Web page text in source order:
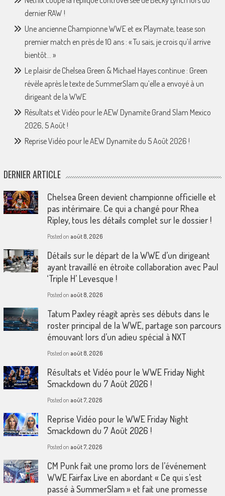
dernier RAW !
Une ancienne Championne WWE et ex Playmate, tease son
premier match en près de 10 ans : « Tu sais, je crois qu’il arrive
bientôt… »
Le plaisir de Chelsea Green & Michael Hayes continue : Green
révèle après le texte de SummerSlam qu’elle a envoyé à un
dirigeant de la WWE
Résultats et Vidéo pour le AEW Dynamite Grand Slam Mexico
2026, 5 Août !
Reprise Vidéo pour le AEW Dynamite du 5 Août 2026 !
DERNIER ARTICLE
Chelsea Green devient championne officielle et
pas intérimaire. Ce qui a changé pour Rhea
Ripley, tous les détails complet sur le dossier !
Posted on août 8, 2026
Détails sur le départ de la WWE d’un dirigeant
ayant travaillé en étroite collaboration avec Paul
‘Triple H’ Levesque !
Posted on août 8, 2026
Tatum Paxley réagit après ses débuts dans le
roster principal de la WWE, partage son parcours
émouvant lors d’un adieu spécial à NXT
Posted on août 8, 2026
Résultats et Vidéo pour le WWE Friday Night
Smackdown du 7 Août 2026 !
Posted on août 7, 2026
Reprise Vidéo pour le WWE Friday Night
Smackdown du 7 Août 2026 !
Posted on août 7, 2026
CM Punk fait une promo lors de l’événement
WWE Fairfax Live en abordant « Ce qui s’est
passé à SummerSlam » et fait une promesse